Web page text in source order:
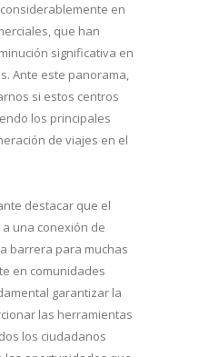
en
que han
significativa en
Ante este panorama,
si estos centros
los principales
de viajes en el
destacar que el
una conexión de
barrera para muchas
en comunidades
garantizar la
las herramientas
los ciudadanos